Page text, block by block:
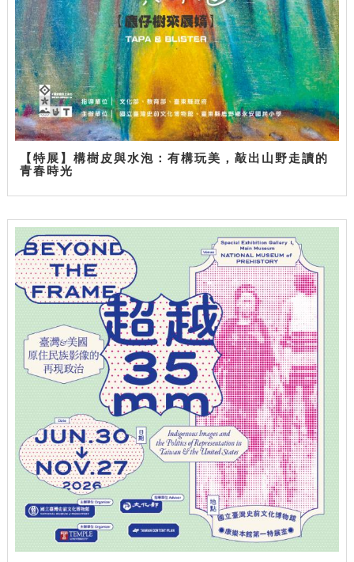
【特展】構樹皮與水泡：有構玩美，敲出山野走讀的
青春時光